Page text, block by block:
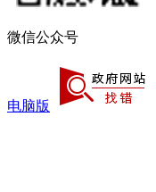
微信公众号
电脑版